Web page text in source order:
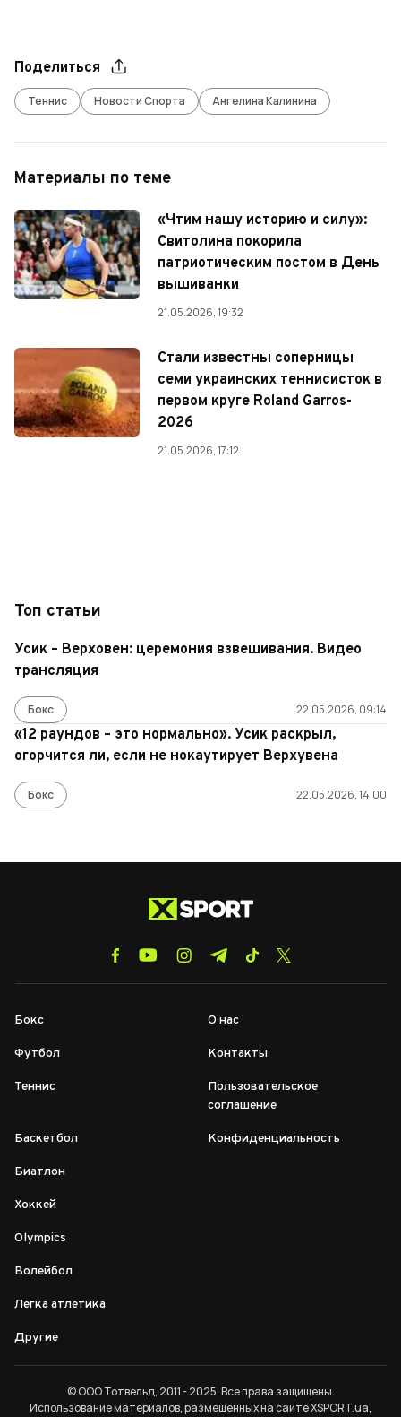
Поделиться
Теннис Новости Спорта Ангелина Калинина
Материалы по теме
«Чтим нашу историю и силу»:
Свитолина покорила
патриотическим постом в День
вышиванки
21.05.2026, 19:32
Стали известны соперницы
семи украинских теннисисток в
первом круге Roland Garros-
2026
21.05.2026, 17:12
Топ статьи
Усик – Верховен: церемония взвешивания. Видео
трансляция
Бокс 22.05.2026, 09:14
«12 раундов – это нормально». Усик раскрыл,
огорчится ли, если не нокаутирует Верхувена
Бокс 22.05.2026, 14:00
Бокс
Футбол
Теннис
Баскетбол
Биатлон
Хоккей
Olympics
Волейбол
Легка атлетика
Другие
О нас
Контакты
Пользовательское
соглашение
Конфиденциальность
© ООО Тотвельд, 2011 - 2025. Все права защищены.
Использование материалов, размещенных на сайте XSPORT.ua,